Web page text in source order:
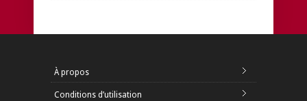
À propos
Conditions d’utilisation